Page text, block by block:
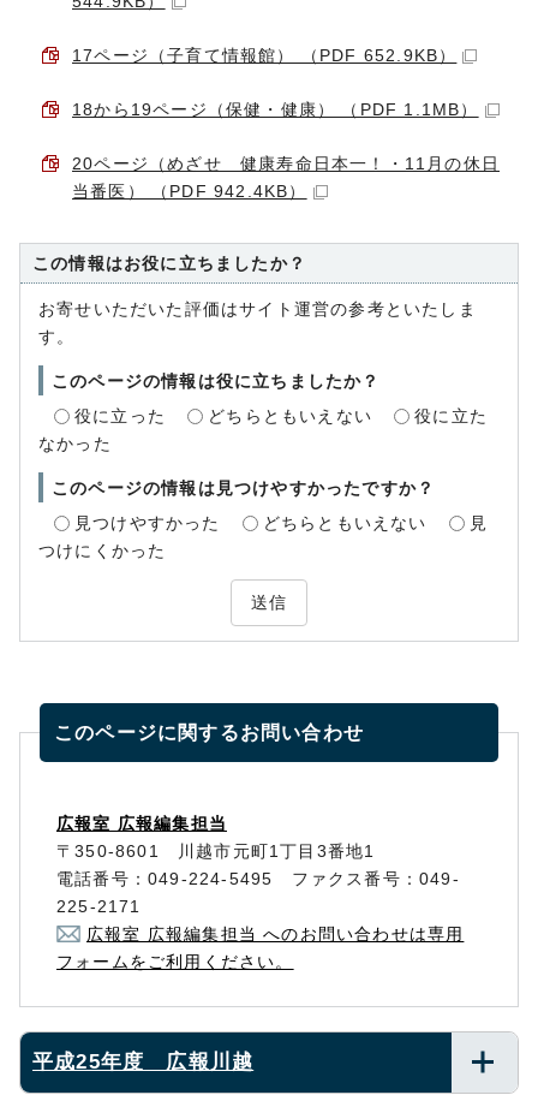
17ページ（子育て情報館） （PDF 652.9KB）
18から19ページ（保健・健康） （PDF 1.1MB）
20ページ（めざせ 健康寿命日本一！・11月の休日
当番医） （PDF 942.4KB）
この情報はお役に立ちましたか？
お寄せいただいた評価はサイト運営の参考といたしま
す。
このページの情報は役に立ちましたか？
役に立った
どちらともいえない
役に立た
なかった
このページの情報は見つけやすかったですか？
見つけやすかった
どちらともいえない
見
つけにくかった
送信
このページに関するお問い合わせ
広報室 広報編集担当
〒350-8601 川越市元町1丁目3番地1
電話番号：049-224-5495 ファクス番号：049-
225-2171
広報室 広報編集担当 へのお問い合わせは専用
フォームをご利用ください。
平成25年度 広報川越